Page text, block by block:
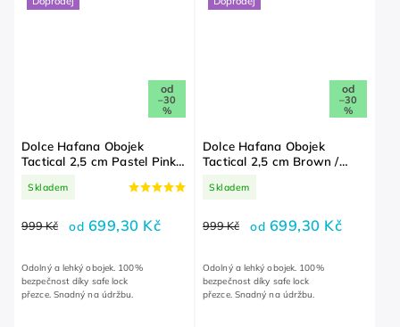
od
–30
%
Dolce Hafana Obojek
Tactical 2,5 cm Pastel Pink /
Skladem
999 Kč od 699,30 Kč
Odolný a lehký obojek. 100%
bezpečnost díky safe lock
přezce. Snadný na údržbu.
od
–30
%
Dolce Hafana Obojek
Tactical 2,5 cm Brown /
Skladem
999 Kč od 699,30 Kč
Odolný a lehký obojek. 100%
bezpečnost díky safe lock
přezce. Snadný na údržbu.